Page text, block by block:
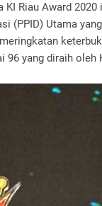
Riau Award
(PPID) Utama
yang diraih oleh